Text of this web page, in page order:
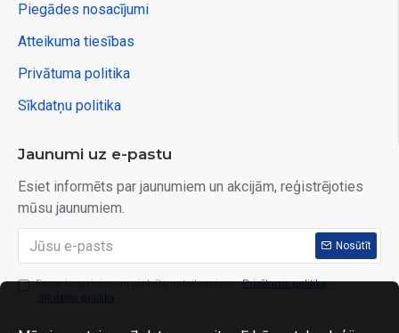
Piegādes nosacījumi
Atteikuma tiesības
Privātuma politika
Sīkdatņu politika
Jaunumi uz e-pastu
Esiet informēts par jaunumiem un akcijām, reģistrējoties
mūsu jaunumiem.
Nosūtīt
Esmu iepazinies un piekrītu noteikumiem: Privātuma politika ,
Sīkdatņu politika